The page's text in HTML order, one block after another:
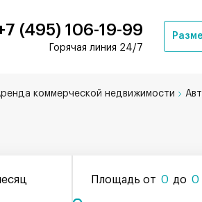
(495) 106-19-99
Горячая линия 24/7
коммерческой недвижимости
Площадь от 0 до 0